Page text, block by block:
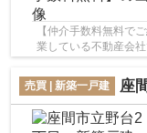
【仲介手数料無料で
業している不動産会
売買 | 新築一戸建
座間